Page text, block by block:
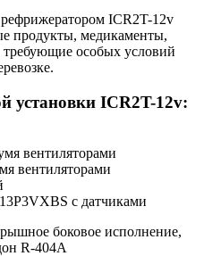
ICR2T-12v
продукты, медикаменты,
особых условий
установки ICR2T-12v:
вентиляторами
вентиляторами
с датчиками
боковое исполнение,
R-404A